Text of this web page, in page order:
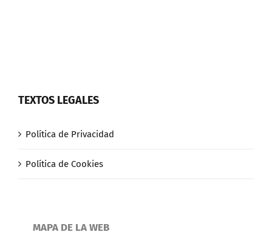
TEXTOS LEGALES
Política de Privacidad
Política de Cookies
MAPA DE LA WEB